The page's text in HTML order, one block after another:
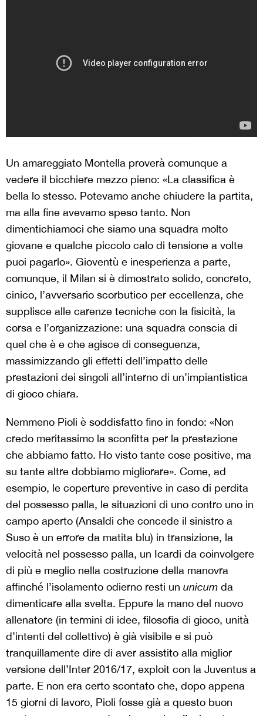
Un amareggiato Montella proverà comunque a
vedere il bicchiere mezzo pieno: «La classifica è
bella lo stesso. Potevamo anche chiudere la partita,
ma alla fine avevamo speso tanto. Non
dimentichiamoci che siamo una squadra molto
giovane e qualche piccolo calo di tensione a volte
puoi pagarlo». Gioventù e inesperienza a parte,
comunque, il Milan si è dimostrato solido, concreto,
cinico, l’avversario scorbutico per eccellenza, che
supplisce alle carenze tecniche con la fisicità, la
corsa e l’organizzazione: una squadra conscia di
quel che è e che agisce di conseguenza,
massimizzando gli effetti dell’impatto delle
prestazioni dei singoli all’interno di un’impiantistica
di gioco chiara.
Nemmeno Pioli è soddisfatto fino in fondo: «Non
credo meritassimo la sconfitta per la prestazione
che abbiamo fatto. Ho visto tante cose positive, ma
su tante altre dobbiamo migliorare». Come, ad
esempio, le coperture preventive in caso di perdita
del possesso palla, le situazioni di uno contro uno in
campo aperto (Ansaldi che concede il sinistro a
Suso è un errore da matita blu) in transizione, la
velocità nel possesso palla, un Icardi da coinvolgere
di più e meglio nella costruzione della manovra
affinché l’isolamento odierno resti un unicum da
dimenticare alla svelta. Eppure la mano del nuovo
allenatore (in termini di idee, filosofia di gioco, unità
d’intenti del collettivo) è già visibile e si può
tranquillamente dire di aver assistito alla miglior
versione dell’Inter 2016/17, exploit con la Juventus a
parte. E non era certo scontato che, dopo appena
15 giorni di lavoro, Pioli fosse già a questo buon